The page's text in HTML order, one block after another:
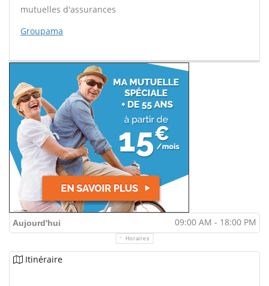
mutuelles d'assurances
Groupama
Aujourd'hui 09:00 AM - 18:00 PM
Horaires
Itinéraire